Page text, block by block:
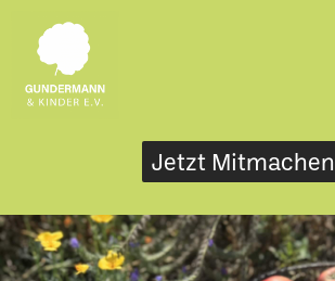
Jetzt Mitmachen